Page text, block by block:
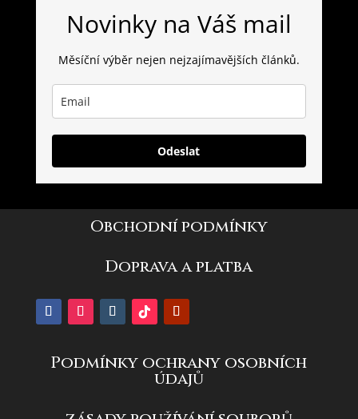
Novinky na Váš mail
Měsíční výběr nejen nejzajímavějších článků.
Odeslat
Obchodní podmínky
Doprava a platba
Podmínky ochrany osobních
údajů